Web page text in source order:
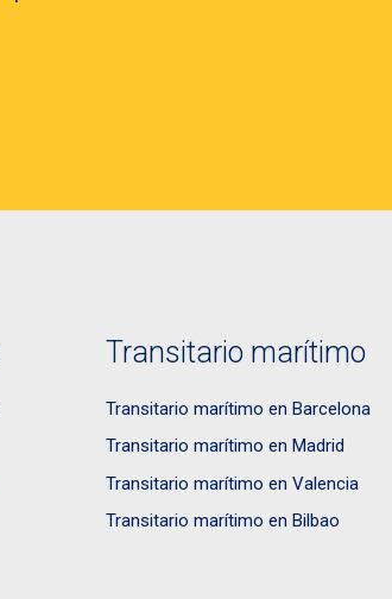
Transitario marítimo
Transitario marítimo en Barcelona
Transitario marítimo en Madrid
Transitario marítimo en Valencia
Transitario marítimo en Bilbao